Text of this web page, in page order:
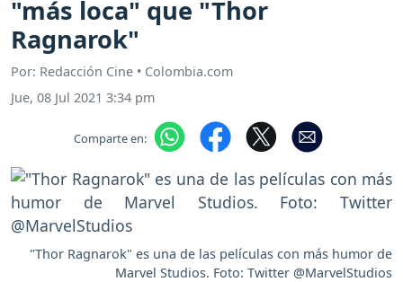
"más loca" que "Thor
Ragnarok"
Por: Redacción Cine • Colombia.com
Jue, 08 Jul 2021 3:34 pm
Comparte en:
"Thor Ragnarok" es una de las películas con más humor de
Marvel Studios. Foto: Twitter @MarvelStudios